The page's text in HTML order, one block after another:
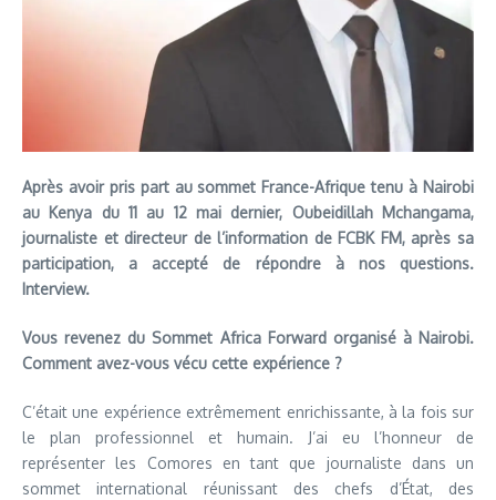
Après avoir pris part au sommet France-Afrique tenu à Nairobi
au Kenya du 11 au 12 mai dernier, Oubeidillah Mchangama,
journaliste et directeur de l’information de FCBK FM, après sa
participation, a accepté de répondre à nos questions.
Interview.
Vous revenez du Sommet Africa Forward organisé à Nairobi.
Comment avez-vous vécu cette expérience ?
C’était une expérience extrêmement enrichissante, à la fois sur
le plan professionnel et humain. J’ai eu l’honneur de
représenter les Comores en tant que journaliste dans un
sommet international réunissant des chefs d’État, des